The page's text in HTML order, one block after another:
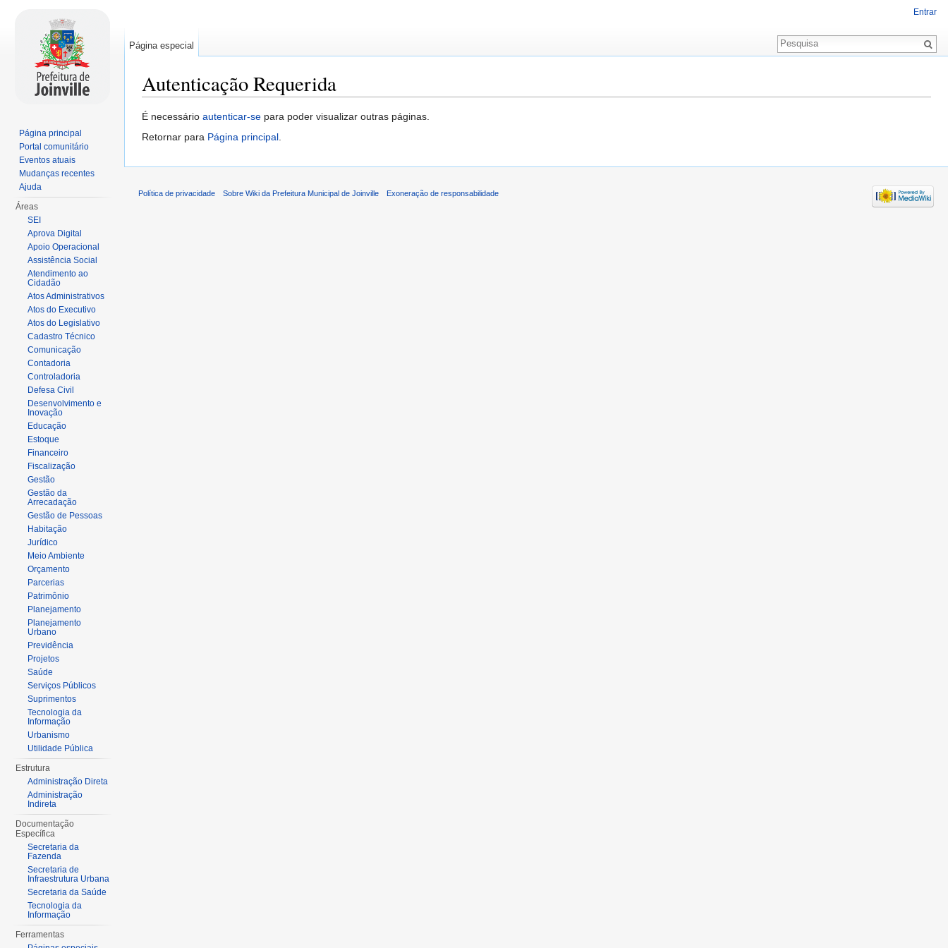
Autenticação Requerida
É necessário autenticar-se para poder visualizar outras páginas.
Retornar para Página principal.
Entrar
Página especial
Página principal
Portal comunitário
Eventos atuais
Mudanças recentes
Ajuda
Áreas
SEI
Aprova Digital
Apoio Operacional
Assistência Social
Atendimento ao
Cidadão
Atos Administrativos
Atos do Executivo
Atos do Legislativo
Cadastro Técnico
Comunicação
Contadoria
Controladoria
Defesa Civil
Desenvolvimento e
Inovação
Educação
Estoque
Financeiro
Fiscalização
Gestão
Gestão da
Arrecadação
Gestão de Pessoas
Habitação
Jurídico
Meio Ambiente
Orçamento
Parcerias
Patrimônio
Planejamento
Planejamento
Urbano
Previdência
Projetos
Saúde
Serviços Públicos
Suprimentos
Tecnologia da
Informação
Urbanismo
Utilidade Pública
Estrutura
Administração Direta
Administração
Indireta
Documentação
Específica
Secretaria da
Fazenda
Secretaria de
Infraestrutura Urbana
Secretaria da Saúde
Tecnologia da
Informação
Ferramentas
Política de privacidade Sobre Wiki da Prefeitura Municipal de Joinville Exoneração de responsabilidade